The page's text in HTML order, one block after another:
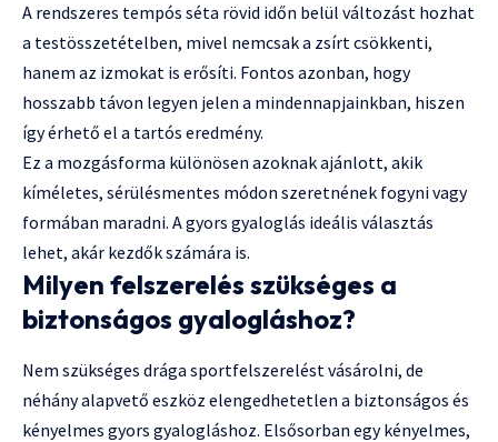
A rendszeres tempós séta rövid időn belül változást hozhat
a testösszetételben, mivel nemcsak a zsírt csökkenti,
hanem az izmokat is erősíti. Fontos azonban, hogy
hosszabb távon legyen jelen a mindennapjainkban, hiszen
így érhető el a tartós eredmény.
Ez a mozgásforma különösen azoknak ajánlott, akik
kíméletes, sérülésmentes módon szeretnének fogyni vagy
formában maradni. A gyors gyaloglás ideális választás
lehet, akár kezdők számára is.
Milyen felszerelés szükséges a
biztonságos gyalogláshoz?
Nem szükséges drága sportfelszerelést vásárolni, de
néhány alapvető eszköz elengedhetetlen a biztonságos és
kényelmes gyors gyalogláshoz. Elsősorban egy kényelmes,